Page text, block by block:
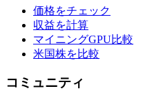
価格をチェック
収益を計算
マイニングGPU比較
米国株を比較
コミュニティ